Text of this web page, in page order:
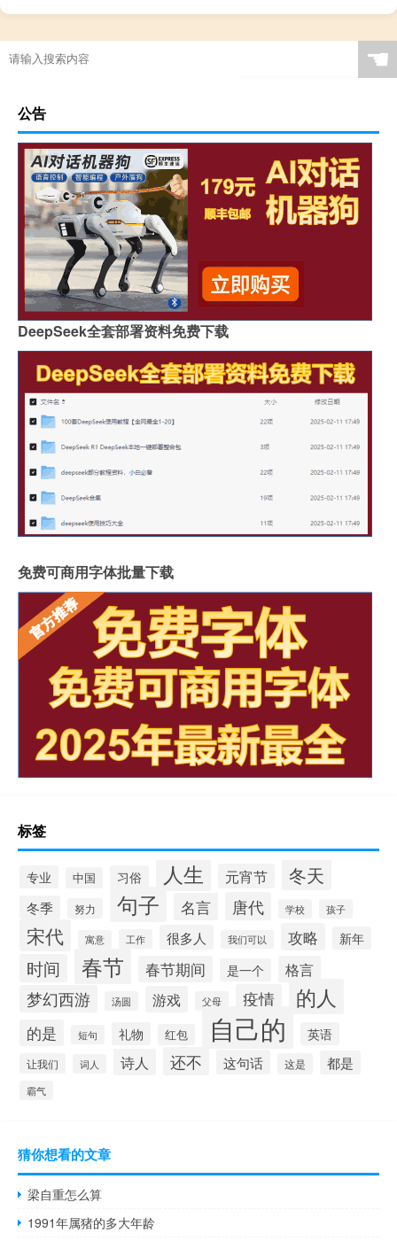
☚
公告
DeepSeek全套部署资料免费下载
免费可商用字体批量下载
标签
专业 中国 习俗 人生 元宵节 冬天
冬季 努力 句子 名言 唐代 学校 孩子
宋代 寓意 工作 很多人 我们可以 攻略 新年
时间 春节 春节期间 是一个 格言
梦幻西游 汤圆 游戏 父母 疫情 的人
的是 短句 礼物 红包 自己的 英语
让我们 词人 诗人 还不 这句话 这是 都是
霸气
猜你想看的文章
梁自重怎么算
1991年属猪的多大年龄